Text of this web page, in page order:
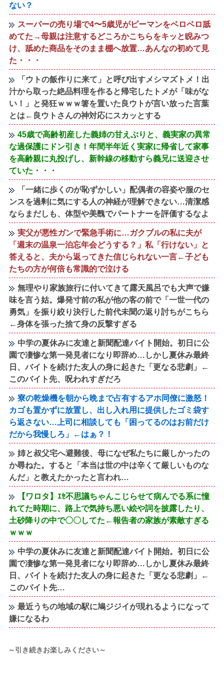
ない？
スーパーの売り場で4〜5歳児がピーマンをベロベロ舐
めてた→母親は注意するどころかこちらをキッと睨みつ
け、舐めた商品をそのまま棚へ放置…あんなの初めて見
た・・・
「ウトの飯作りに来て」と呼び出すメシマズトメ！出
汁から取った絶品料理を作ると帰宅したトメが「味がな
い！」と発狂ｗｗｗ箸を置いた良ウトが言い放った言葉
とは←良ウトさんの神対応にスカッとする
45歳で高齢初産した義姉の甘えぶりと、義実家の異常
な過保護にドン引き！年間半年近く実家に帰省して家事
を高齢親に丸投げし、新幹線の移動すら義兄に送迎させ
ていた・・・
「一緒に歩くのが恥ずかしい」配偶者の容姿や服のセ
ンスを過剰に気にする人の神経が理解できない…清潔感
ならまだしも、体型や美醜でパートナーを評価するなよ
実父が悪性ガンで緊急手術に…ガクブルの私に夫が
「週末の温泉一泊忘年会どうする？」私「行けない」と
答えると、夫から返ってきた信じられない一言←子ども
たちの方が何倍も常識的で泣ける
無理やり家族旅行に付いてきて露天風呂でも大声で嫌
味を言う姑。爆発寸前の私が他の客の前で「一世一代の
勇気」を振り絞り決行した前代未聞の返り討ちがこちら
←身体を張った捨て身の反撃すぎる
中学の夏休みに友達と新聞配達バイト開始。初日に公
園で凄惨な第一発見者になり即辞め…しかし夏休み最終
日、バイトを続けた友人の身に起きた「更なる悲劇」←
このバイト先、呪われすぎだろ
寮の乾燥機を朝から晩まで占有するアホ同僚に激怒！
カゴも置かずに放置し、出し入れ用に提供したゴミ袋す
ら返さない…上司に相談しても「困ってるのはお前だけ
だから我慢しろ」←はぁ？！
姉と叔父宅へ避難後、母になぜ私たちに厳しかったの
か尋ねた。すると「本当は世の中は辛くて厳しいものな
んだ」と教えたかったと言われ…
【ワロタ】ｴｾ不思議ちゃんこじらせて病んでる系に憧
れてた時期に、路上で気持ち悪い絵や詞を披露したり、
土砂降りの中で〇〇してた←報告者の家族が素敵すぎる
ｗｗｗ
中学の夏休みに友達と新聞配達バイト開始。初日に公
園で凄惨な第一発見者になり即辞め…しかし夏休み最終
日、バイトを続けた友人の身に起きた「更なる悲劇」←
このバイト先…
最近うちの地域の駅に鳩ジジイが現れるようになって
嫌になるわ
～引き続きお楽しみください～